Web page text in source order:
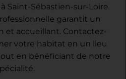
Saint-Sébastien-sur-Loire.
garantit un
et accueillant. Contactez-
votre habitat en un lieu
en bénéficiant de notre